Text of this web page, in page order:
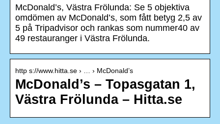
McDonald’s, Västra Frölunda: Se 5 objektiva
omdömen av McDonald’s, som fått betyg 2,5 av
5 på Tripadvisor och rankas som nummer40 av
49 restauranger i Västra Frölunda.
http s://www.hitta.se › … › McDonald’s
McDonald’s – Topasgatan 1,
Västra Frölunda – Hitta.se